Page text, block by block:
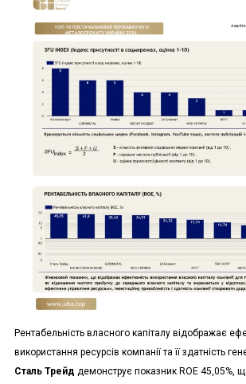
Рентабельність власного капіталу відображає
використання ресурсів компанії та її здатність
Сталь Трейд демонструє показник ROE 45,05%,